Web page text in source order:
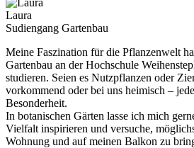
Laura
Sudiengang Gartenbau
Meine Faszination für die Pflanzenwelt
Gartenbau an der Hochschule
studieren. Seien es Nutzpflanzen oder
vorkommend oder bei uns heimisch –
Besonderheit.
In botanischen Gärten lasse ich mich
Vielfalt inspirieren und versuche,
Wohnung und auf meinen Balkon zu